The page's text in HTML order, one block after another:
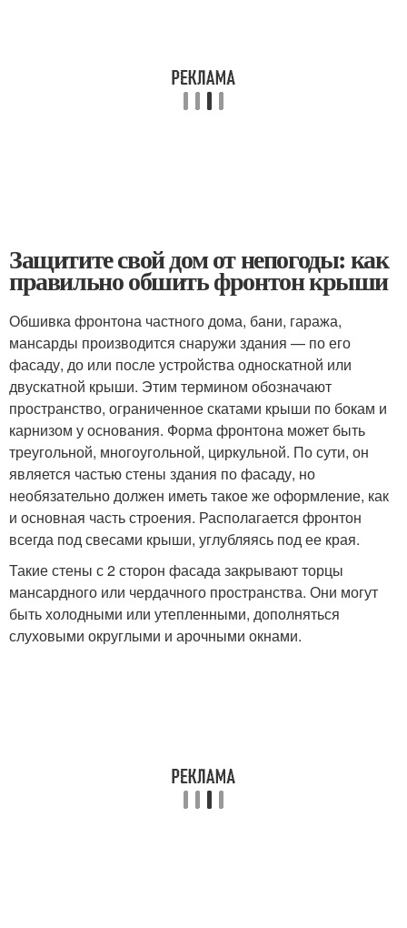
Защитите свой дом от непогоды: как
правильно обшить фронтон крыши
Обшивка фронтона частного дома, бани, гаража,
мансарды производится снаружи здания — по его
фасаду, до или после устройства односкатной или
двускатной крыши. Этим термином обозначают
пространство, ограниченное скатами крыши по бокам и
карнизом у основания. Форма фронтона может быть
треугольной, многоугольной, циркульной. По сути, он
является частью стены здания по фасаду, но
необязательно должен иметь такое же оформление, как
и основная часть строения. Располагается фронтон
всегда под свесами крыши, углубляясь под ее края.
Такие стены с 2 сторон фасада закрывают торцы
мансардного или чердачного пространства. Они могут
быть холодными или утепленными, дополняться
слуховыми округлыми и арочными окнами.